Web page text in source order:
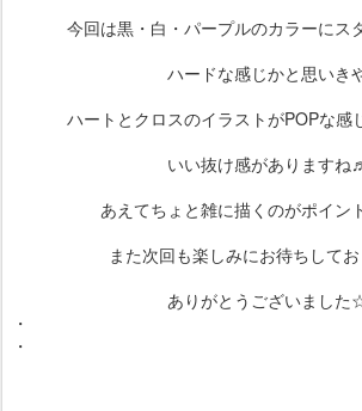
今回は黒・白・パープルのカラーにス
ハードな感じかと思いき
ハートとクロスのイラストがPOPな感
いい抜け感がありますね♬
あえてちょと雑に描くのがポイン
また次回も楽しみにお待ちして
ありがとうございました
・
・